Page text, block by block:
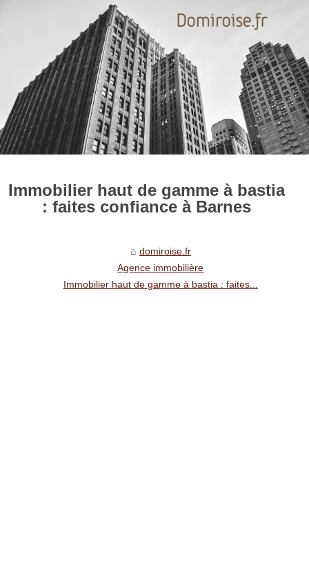
Immobilier haut de gamme à bastia
: faites confiance à Barnes
domiroise.fr
Agence immobilière
Immobilier haut de gamme à bastia : faites...